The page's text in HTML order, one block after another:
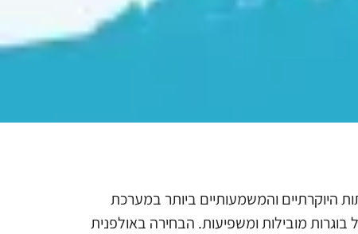
והמשמעותיים ביותר במערכת
מובילות ומשפיעות. הבחירה באולפנית